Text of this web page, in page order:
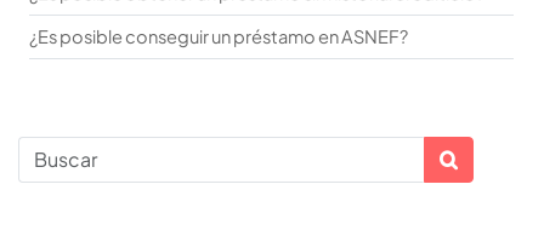
¿Es posible conseguir un préstamo en ASNEF?